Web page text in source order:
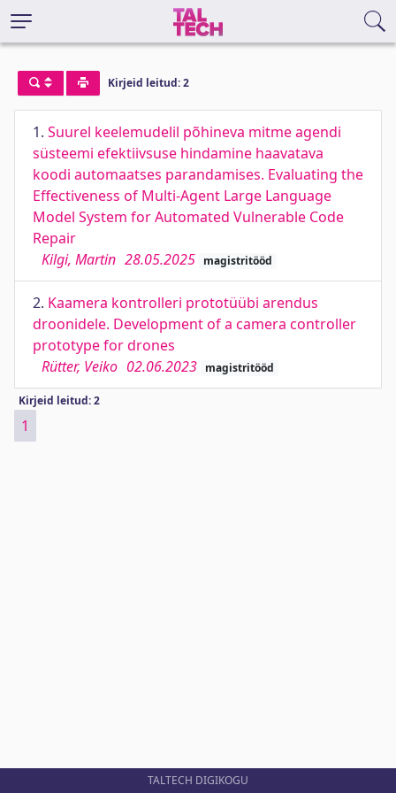
Kirjeid leitud: 2
1. Suurel keelemudelil põhineva mitme agendi
süsteemi efektiivsuse hindamine haavatava
koodi automaatses parandamises. Evaluating the
Effectiveness of Multi-Agent Large Language
Model System for Automated Vulnerable Code
Repair
Kilgi, Martin 28.05.2025 magistritööd
2. Kaamera kontrolleri prototüübi arendus
droonidele. Development of a camera controller
prototype for drones
Rütter, Veiko 02.06.2023 magistritööd
Kirjeid leitud: 2
1
TALTECH DIGIKOGU